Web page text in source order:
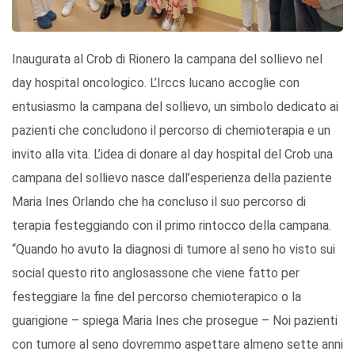
Inaugurata al Crob di Rionero la campana del sollievo nel
day hospital oncologico. L’Irccs lucano accoglie con
entusiasmo la campana del sollievo, un simbolo dedicato ai
pazienti che concludono il percorso di chemioterapia e un
invito alla vita. L’idea di donare al day hospital del Crob una
campana del sollievo nasce dall’esperienza della paziente
Maria Ines Orlando che ha concluso il suo percorso di
terapia festeggiando con il primo rintocco della campana.
“Quando ho avuto la diagnosi di tumore al seno ho visto sui
social questo rito anglosassone che viene fatto per
festeggiare la fine del percorso chemioterapico o la
guarigione – spiega Maria Ines che prosegue – Noi pazienti
con tumore al seno dovremmo aspettare almeno sette anni